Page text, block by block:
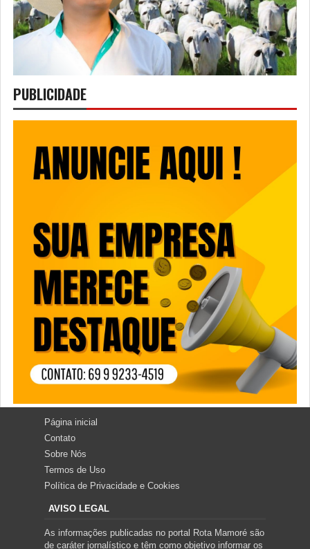
PUBLICIDADE
Página inicial
Contato
Sobre Nós
Termos de Uso
Política de Privacidade e Cookies
AVISO LEGAL
As informações publicadas no portal Rota Mamoré são
de caráter jornalístico e têm como objetivo informar os